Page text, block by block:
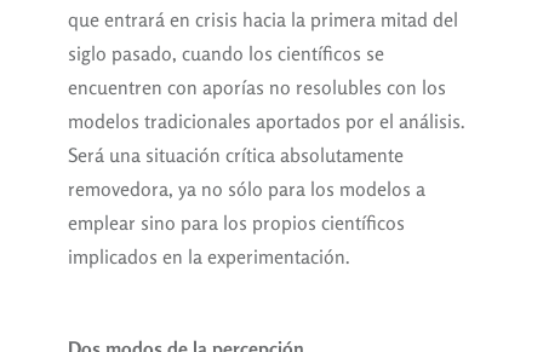
que entrará en crisis hacia la primera mitad del
siglo pasado, cuando los científicos se
encuentren con aporías no resolubles con los
modelos tradicionales aportados por el análisis.
Será una situación crítica absolutamente
removedora, ya no sólo para los modelos a
emplear sino para los propios científicos
implicados en la experimentación.